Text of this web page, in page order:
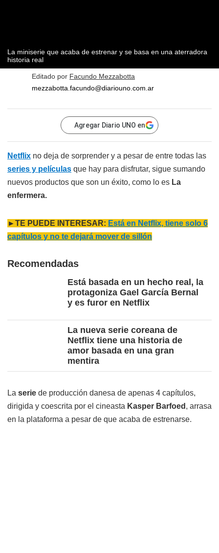
La miniserie que acaba de estrenar y se basa en una aterradora
historia real
Editado por Facundo Mezzabotta
mezzabotta.facundo@diariouno.com.ar
Agregar Diario UNO en
Netflix no deja de sorprender y a pesar de entre todas las
series y películas que hay para disfrutar, sigue sumando
nuevos productos que son un éxito, como lo es La
enfermera.
►TE PUEDE INTERESAR: Está en Netflix, tiene solo 6
capítulos y no te dejará mover de sillón
Recomendadas
Está basada en un hecho real, la
protagoniza Gael García Bernal
y es furor en Netflix
La nueva serie coreana de
Netflix tiene una historia de
amor basada en una gran
mentira
La serie de producción danesa de apenas 4 capítulos,
dirigida y coescrita por el cineasta Kasper Barfoed , arrasa
en la plataforma a pesar de que acaba de estrenarse.